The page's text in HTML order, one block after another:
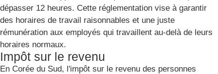
dépasser 12 heures. Cette réglementation vise à garantir
des horaires de travail raisonnables et une juste
rémunération aux employés qui travaillent au-delà de leurs
horaires normaux.
Impôt sur le revenu
En Corée du Sud, l'impôt sur le revenu des personnes